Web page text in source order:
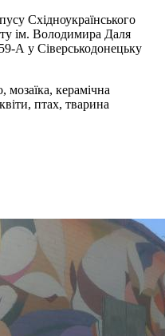
Східноукраїнського
ім. Володимира Даля
А у Сіверськодонецьку
керамічна
птах, тварина